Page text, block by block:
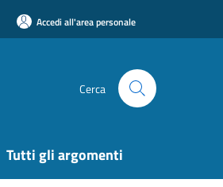
Accedi all'area personale
Cerca
Tutti gli argomenti